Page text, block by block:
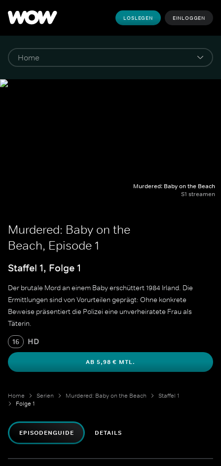
LOSLEGEN EINLOGGEN
Murdered: Baby on the Beach
S1 streamen
Murdered: Baby on the
Beach, Episode 1
Staffel 1, Folge 1
Der brutale Mord an einem Baby erschüttert 1984 Irland. Die
Ermittlungen sind von Vorurteilen geprägt: Ohne konkrete
Beweise präsentiert die Polizei eine unverheiratete Frau als
Täterin.
16 HD
AB 5,98 € MTL.
Home Serien Murdered: Baby on the Beach
Staffel 1
Folge 1
EPISODENGUIDE DETAILS